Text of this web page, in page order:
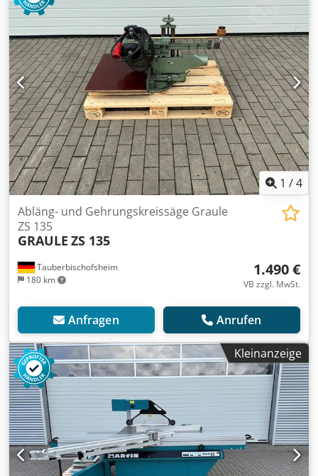
1 /4
Tauberbischofsheim
180 km
Abläng- und Gehrungskreissäge Graule
ZS 135
GRAULE ZS 135
1.490 €
VB zzgl. MwSt.
Anfragen Anrufen
Kleinanzeige